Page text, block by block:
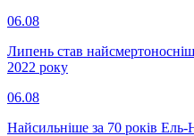
06.08
Липень став
2022 року
06.08
Найсильніше за 70 років Ель-